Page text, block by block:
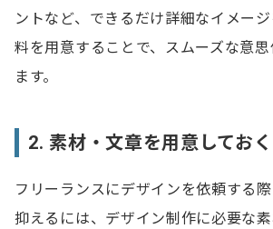
ントなど、できるだけ詳細なイメー
料を用意することで、スムーズな意
ます。
2. 素材・文章を用意しておく
フリーランスにデザインを依頼する
抑えるには、デザイン制作に必要な